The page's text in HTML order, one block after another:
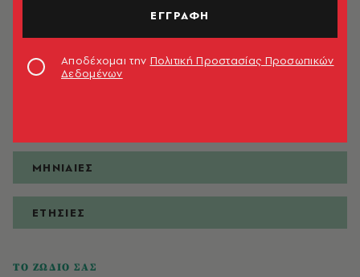
ΠΡΟΒΛΕΨΕΙΣ
ΗΜΕΡΗΣΙΕΣ
ΜΗΝΙΑΙΕΣ
ΕΤΗΣΙΕΣ
ΤΟ ΖΩΔΙΟ ΣΑΣ
ΕΓΓΡΑΦΗ
Αποδέχομαι την Πολιτική Προστασίας Προσωπικών
Δεδομένων